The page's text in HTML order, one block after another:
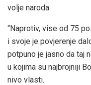
volje naroda.
“Naprotiv, vise od 75
i svoje je povjerenje
potpuno je jasno da taj
u kojima su najbrojniji
nivo vlasti.